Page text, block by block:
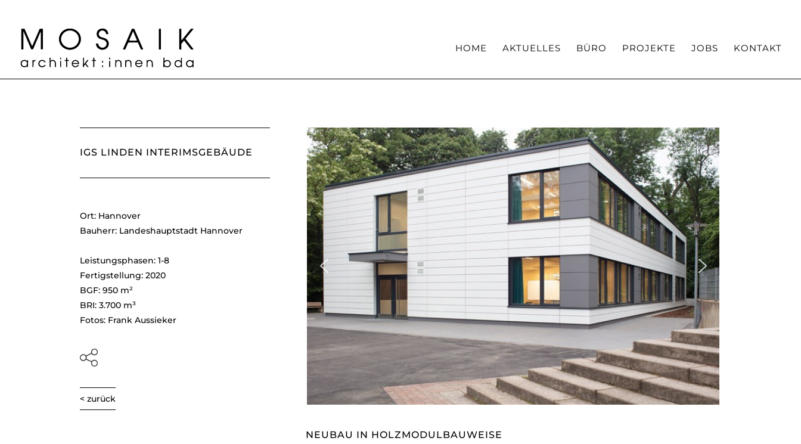
HOME AKTUELLES BÜRO PROJEKTE JOBS KONTAKT
IGS LINDEN INTERIMSGEBÄUDE
Ort: Hannover
Bauherr: Landeshauptstadt Hannover
Leistungsphasen: 1-8
Fertigstellung: 2020
BGF: 950 m²
BRI: 3.700 m³
Fotos: Frank Aussieker
< zurück
NEUBAU IN HOLZMODULBAUWEISE